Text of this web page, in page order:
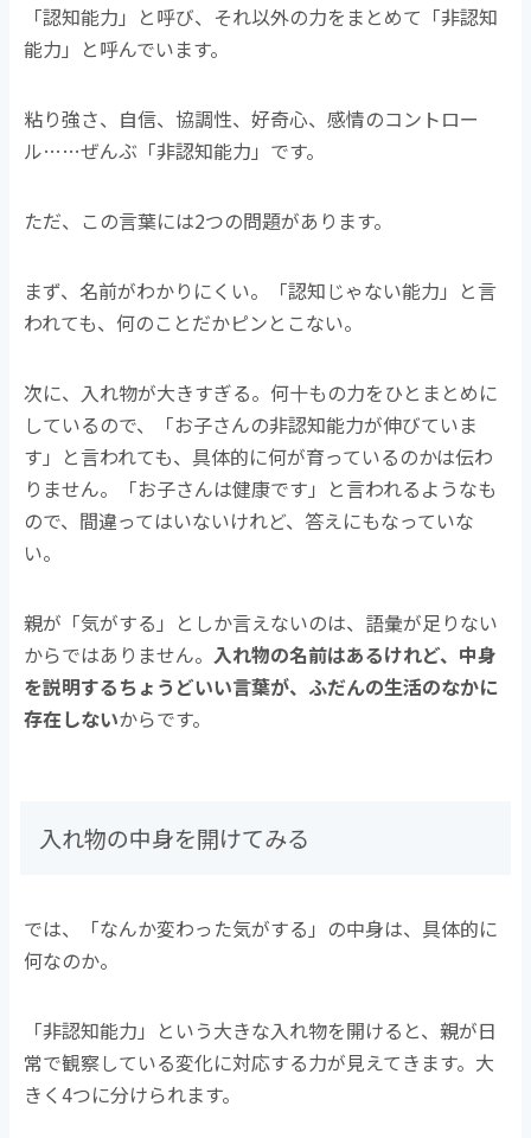
「認知能力」と呼び、それ以外の力をまとめて「非認知
能力」と呼んでいます。
粘り強さ、自信、協調性、好奇心、感情のコントロー
ル……ぜんぶ「非認知能力」です。
ただ、この言葉には2つの問題があります。
まず、名前がわかりにくい。「認知じゃない能力」と言
われても、何のことだかピンとこない。
次に、入れ物が大きすぎる。何十もの力をひとまとめに
しているので、「お子さんの非認知能力が伸びていま
す」と言われても、具体的に何が育っているのかは伝わ
りません。「お子さんは健康です」と言われるようなも
ので、間違ってはいないけれど、答えにもなっていな
い。
親が「気がする」としか言えないのは、語彙が足りない
からではありません。入れ物の名前はあるけれど、中身
を説明するちょうどいい言葉が、ふだんの生活のなかに
存在しないからです。
入れ物の中身を開けてみる
では、「なんか変わった気がする」の中身は、具体的に
何なのか。
「非認知能力」という大きな入れ物を開けると、親が日
常で観察している変化に対応する力が見えてきます。大
きく4つに分けられます。